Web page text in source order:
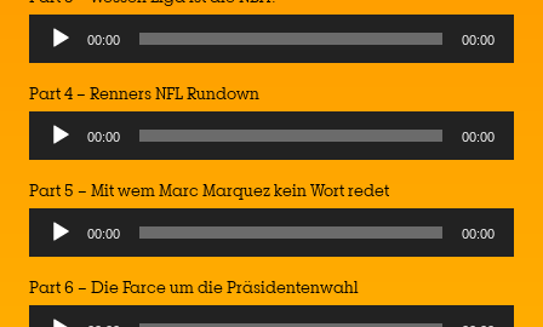
Audio
Player
00:00 00:00
Part 4 – Renners NFL Rundown
Audio
Player
00:00 00:00
Part 5 – Mit wem Marc Marquez kein Wort redet
Audio
Player
00:00 00:00
Part 6 – Die Farce um die Präsidentenwahl